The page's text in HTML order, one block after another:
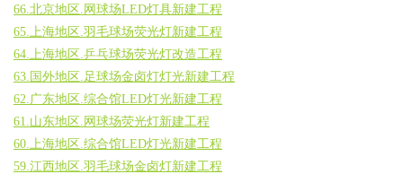
66.北京地区.网球场LED灯具新建工程
65.上海地区.羽毛球场荧光灯新建工程
64.上海地区.乒乓球场荧光灯改造工程
63.国外地区.足球场金卤灯灯光新建工程
62.广东地区.综合馆LED灯光新建工程
61.山东地区.网球场荧光灯新建工程
60.上海地区.综合馆LED灯光新建工程
59.江西地区.羽毛球场金卤灯新建工程